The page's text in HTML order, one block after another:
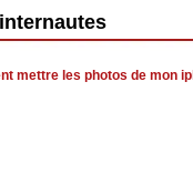
mettre les photos de mon